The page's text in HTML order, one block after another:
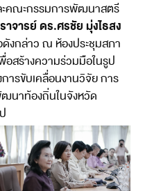
ะคณะกรรมการพัฒนาสตรี
จารย์ ดร.ศรชัย มุ่งไธสง
งกล่าว ณ ห้องประชุมสภา
อสร้างความร่วมมือในรูป
ารขับเคลื่อนงานวิจัย การ
นาท้องถิ่นในจังหวัด